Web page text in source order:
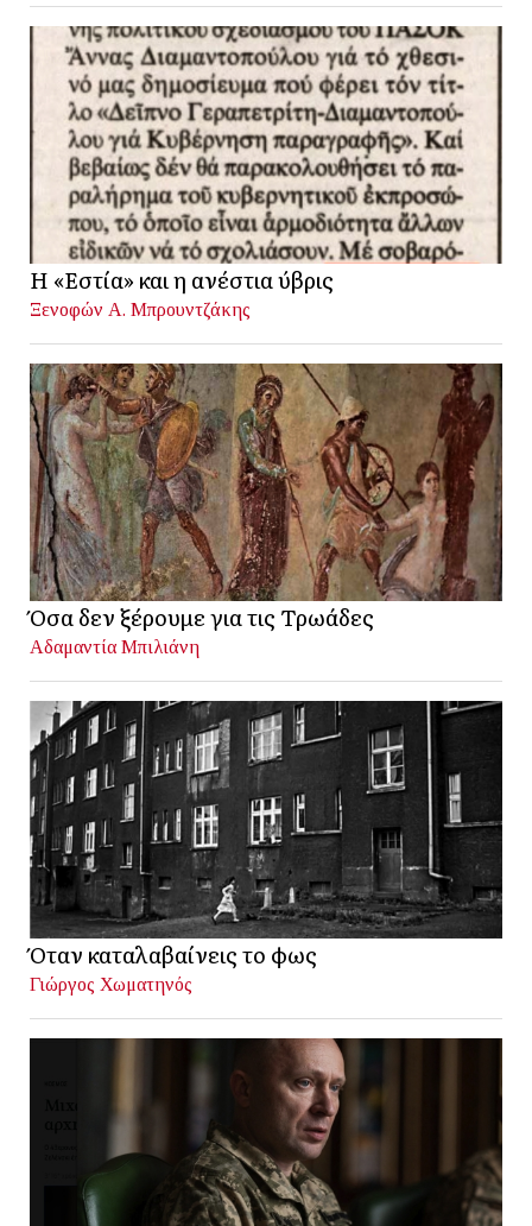
Η «Εστία» και η ανέστια ύβρις
Ξενοφών Α. Μπρουντζάκης
Όσα δεν ξέρουμε για τις Τρωάδες
Αδαμαντία Μπιλιάνη
Όταν καταλαβαίνεις το φως
Γιώργος Χωματηνός